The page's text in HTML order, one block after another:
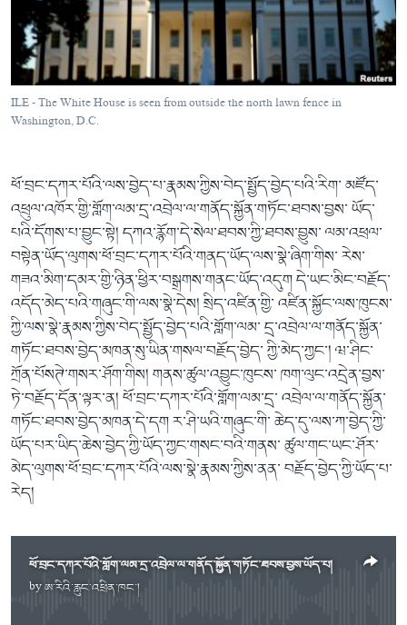
འཚོལ་
བསྐྱོད།
དྲ་བརྙན་གསར་འགྱུར།
ཁ་བའི་མི་སྣ།
བུད་མེད་ལེ་ཚན།
དཔེ་ཀློག
བགྲོ་གླེང་མདུན་ལྕོག
བསྐྱར་ཞིབ།
པོ་ཊི་ཁ་སི།
དཔེ་ཀློག
ཆོས་རིག་ལེ་ཚན།
གཞོན་སྐྱེས་དང་ཤེས་ཡོན།
འཕྲོད་བསྟེན་དང་དོན་ལྡན་གྱི་མི་ཚེ།
གངས་རིའི་བྲག་ཅ།
བུད་མེད།
སོ་ཡ་ལ། བོད་ཀྱི་གླུ་གཞས།
Learning English
རྗེས་འབྲངས།
ILE - The White House is seen from outside the north lawn fence in
Washington, D.C.
ཕོ་བྲང་དཀར་པོའི་ལས་བྱེད་པ་རྣམས་ཀྱིས་བེད་སྤྱོད་བྱེད་པའི་རིག་ མཛོད་
འཕྲུལ་འཁོར་གྱི་གློག་ལམ་དྲ་འབྲེལ་ལ་གནོད་སྐྱོན་གཏོང་ཐབས་བྱས་ ཡོད་
པའི་དོགས་པ་བྱུང་སྟེ། དཀའ་རྙོག་དེ་སེལ་ཐབས་ཀྱི་ཐབས་བྱུས་ ལམ་འཕྲལ་
བསྟེན་ཡོད་ལུགས་ཕོ་བྲང་དཀར་པོའི་གནད་ཡོད་ལས་སྣེ་ཞིག་གིས་ རེས་
གཟའ་མིག་དམར་གྱི་ཉིན་ཕྱིར་བསྒྲགས་གནང་ཡོད་འདུག དེ་ཡང་མིང་བརྗོད་
འདོད་མེད་པའི་གཞུང་གི་ལས་སྣེ་དེས། སྲིད་འཛིན་གྱི་ འཛིན་སྐྱོང་ལས་ཁུངས་
ཀྱི་ལས་སྣེ་རྣམས་ཀྱིས་བེད་སྤྱོད་བྱེད་པའི་གློག་ལམ་ དྲ་འབྲེལ་ལ་གནོད་སྐྱོན་
གཏོང་ཐབས་བྱེད་མཁན་སུ་ཡིན་གསལ་བརྗོད་བྱེད་ ཀྱི་མེད་ཀྱང་། ཝ་ཤིང་
ཀྲོན་པོསཊེ་གསར་ཤོག་གིས། གནས་ཚུལ་འབྱུང་ཁུངས་ ཁག་ལུང་འདྲེན་བྱས་
ཏེ་བརྗོད་དོན་ལྟར་ན། ཕོ་བྲང་དཀར་པོའི་གློག་ལམ་དྲ་ འབྲེལ་ལ་གནོད་སྐྱོན་
གཏོང་ཐབས་བྱེད་མཁན་དེ་དག ར་ཤི་ཡའི་གཞུང་གི་ ཆེད་དུ་ལས་ཀ་བྱེད་ཀྱི་
ཡོད་པར་ཡིད་ཆེས་བྱེད་ཀྱི་ཡོད་ཀྱང་གསང་བའི་གནས་ ཚུལ་གང་ཡང་ཤོར་
མེད་ལུགས་ཕོ་བྲང་དཀར་པོའི་ལས་སྣེ་རྣམས་ཀྱིས་ནན་ བརྗོད་བྱེད་ཀྱི་ཡོད་པ་
རེད།
ཕོ་བྲང་དཀར་པོའི་གློག་ལམ་དྲ་འབྲེལ་ལ་གནོད་སྐྱོན་གཏོང་ཐབས་བྱས་ཡོད་པ།
byཨ་རིའི་རླུང་འཕྲིན་ཁང་།No media source currently available